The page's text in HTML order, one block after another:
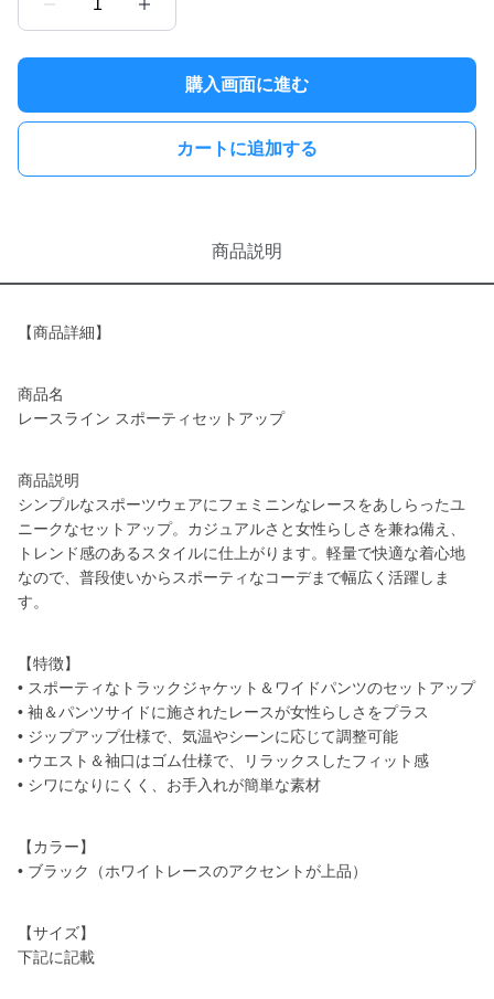
1
購入画面に進む
カートに追加する
商品説明
【商品詳細】
商品名
レースライン スポーティセットアップ
商品説明
シンプルなスポーツウェアにフェミニンなレースをあしらったユ
ニークなセットアップ。カジュアルさと女性らしさを兼ね備え、
トレンド感のあるスタイルに仕上がります。軽量で快適な着心地
なので、普段使いからスポーティなコーデまで幅広く活躍しま
す。
【特徴】
• スポーティなトラックジャケット＆ワイドパンツのセットアップ
• 袖＆パンツサイドに施されたレースが女性らしさをプラス
• ジップアップ仕様で、気温やシーンに応じて調整可能
• ウエスト＆袖口はゴム仕様で、リラックスしたフィット感
• シワになりにくく、お手入れが簡単な素材
【カラー】
• ブラック（ホワイトレースのアクセントが上品）
【サイズ】
下記に記載